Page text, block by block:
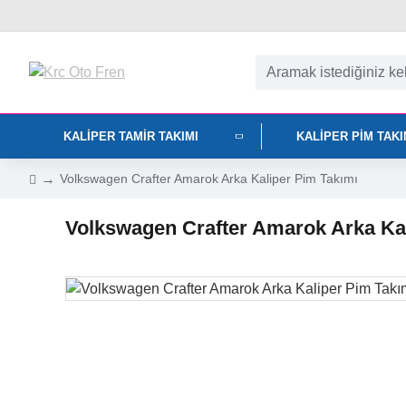
KALIPER TAMIR TAKIMI KALIPER PIM
Volkswagen Crafter Amarok Arka Kaliper Pim Takımı
Volkswagen Crafter Amarok Arka